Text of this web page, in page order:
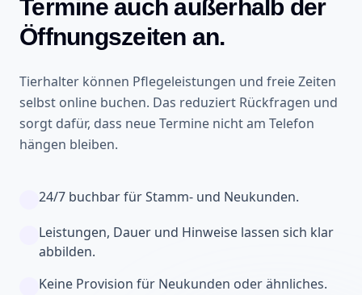
Termine auch außerhalb der
Öffnungszeiten an.
Tierhalter können Pflegeleistungen und freie Zeiten
selbst online buchen. Das reduziert Rückfragen und
sorgt dafür, dass neue Termine nicht am Telefon
hängen bleiben.
24/7 buchbar für Stamm- und Neukunden.
Leistungen, Dauer und Hinweise lassen sich klar
abbilden.
Keine Provision für Neukunden oder ähnliches.